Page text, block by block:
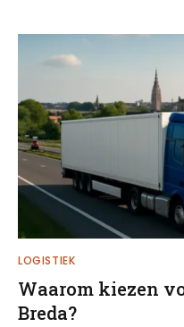
LOGISTIEK
Waarom kiezen
Breda?